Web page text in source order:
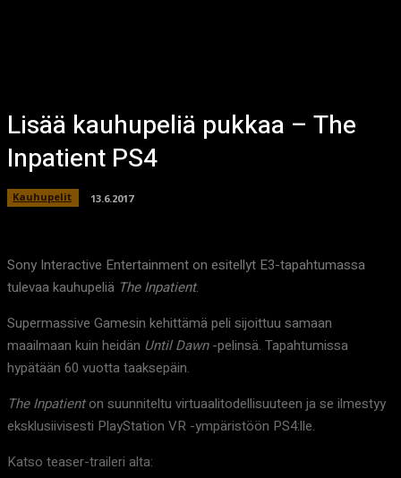
Lisää kauhupeliä pukkaa – The
Inpatient PS4
Kauhupelit 13.6.2017
Sony Interactive Entertainment on esitellyt E3-tapahtumassa
tulevaa kauhupeliä The Inpatient.
Supermassive Gamesin kehittämä peli sijoittuu samaan
maailmaan kuin heidän Until Dawn-pelinsä. Tapahtumissa
hypätään 60 vuotta taaksepäin.
The Inpatienton suunniteltu virtuaalitodellisuuteen ja se ilmestyy
eksklusiivisesti PlayStation VR -ympäristöön PS4:lle.
Katso teaser-traileri alta: